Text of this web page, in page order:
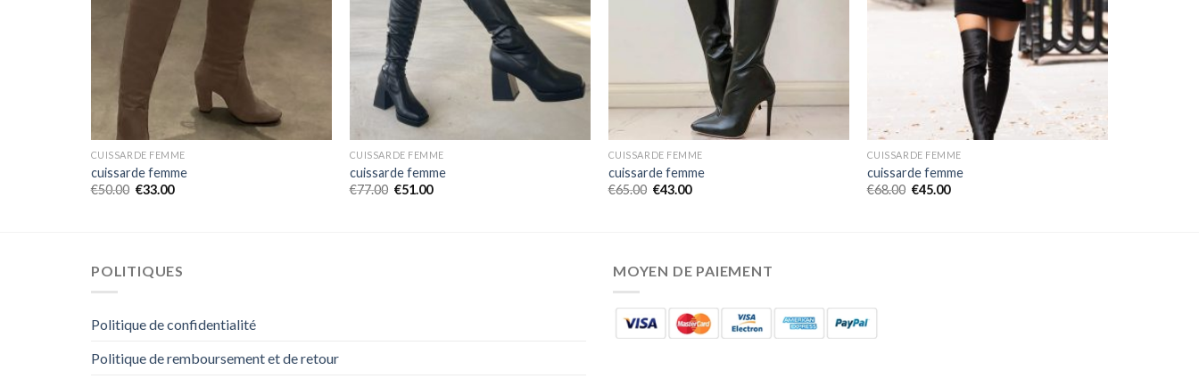
CUISSARDE FEMME
cuissarde femme
€50.00 €33.00
CUISSARDE FEMME
cuissarde femme
€77.00 €51.00
CUISSARDE FEMME
cuissarde femme
€65.00 €43.00
CUISSARDE FEMME
cuissarde femme
€68.00 €45.00
POLITIQUES
Politique de confidentialité
Politique de remboursement et de retour
MOYEN DE PAIEMENT